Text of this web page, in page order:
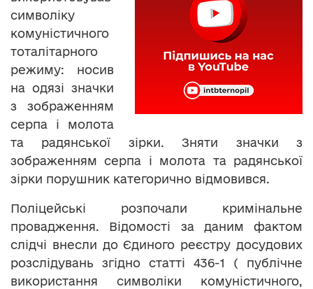
символіку
комуністичного
тоталітарного
режиму: носив
на одязі значки
з зображенням
серпа і молота
та радянської зірки. Зняти значки з
зображенням серпа і молота та радянської
зірки порушник категорично відмовився.
Поліцейські розпочали кримінальне
провадження. Відомості за даним фактом
слідчі внесли до Єдиного реєстру досудових
розслідувань згідно статті 436-1 ( публічне
використання символіки комуністичного,